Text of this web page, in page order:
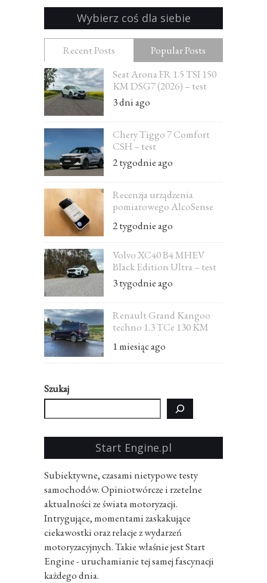
Wybierz coś dla siebie
Recent Posts
Popular Posts
Seat Arona FR 1.5 TSI 150
KM DSG7 (2026) – test
3 dni ago
Chery Tiggo 7 Comfort
CSH – test
2 tygodnie ago
Recenzja urządzenia
pomiarowego AlcoSense
Excel
2 tygodnie ago
Volvo XC40 B4 MHEV
Black Edition Ultra – test
3 tygodnie ago
Renault Grand Kangoo
techno 1.3 TCe 130 KM
EDC 7-osobowe – test
1 miesiąc ago
Szukaj
Start Engine.pl
Subiektywne, czasami nietypowe testy
samochodów. Opiniotwórcze i rzetelne
aktualności ze świata motoryzacji.
Intrygujące, momentami zaskakujące
ciekawostki oraz relacje z wydarzeń
motoryzacyjnych. Takie właśnie jest Start
Engine - uruchamianie tej samej fascynacji
każdego dnia.